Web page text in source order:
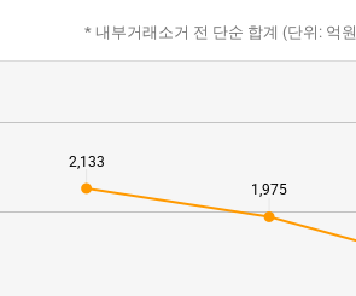
* 내부거래소거 전 단순 합계 (단위: 억